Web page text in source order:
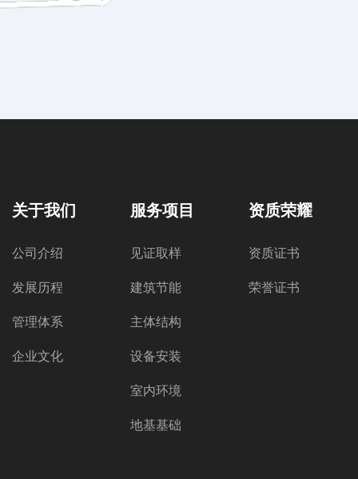
关于我们
公司介绍
发展历程
管理体系
企业文化
服务项目
见证取样
建筑节能
主体结构
设备安装
室内环境
地基基础
资质荣耀
资质证书
荣誉证书